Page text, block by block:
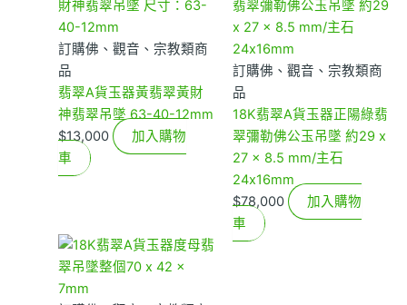
訂購佛、觀音、宗教類商
品
翡翠A貨玉器黃翡翠黃財
神翡翠吊墜 63-40-12mm
$13,000
加入購物
車
訂購佛、觀音、宗教類商
品
18K翡翠A貨玉器正陽綠翡
翠彌勒佛公玉吊墜 約29 x
27 x 8.5 mm/主石
24x16mm
$78,000
加入購物
車